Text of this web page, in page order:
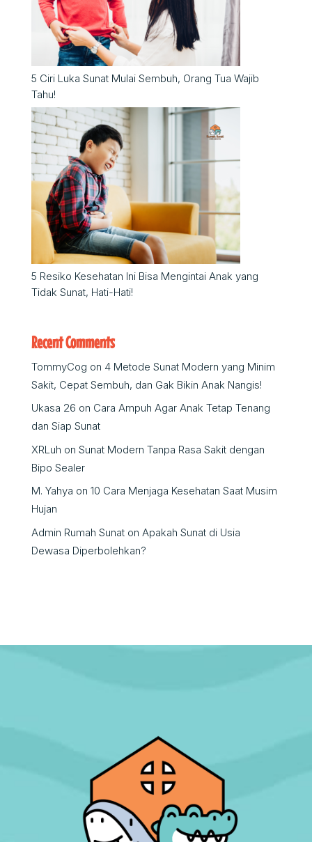
5 Ciri Luka Sunat Mulai Sembuh, Orang Tua Wajib
Tahu!
5 Resiko Kesehatan Ini Bisa Mengintai Anak yang
Tidak Sunat, Hati-Hati!
Recent Comments
TommyCog on 4 Metode Sunat Modern yang Minim
Sakit, Cepat Sembuh, dan Gak Bikin Anak Nangis!
Ukasa 26 on Cara Ampuh Agar Anak Tetap Tenang
dan Siap Sunat
XRLuh on Sunat Modern Tanpa Rasa Sakit dengan
Bipo Sealer
M. Yahya on 10 Cara Menjaga Kesehatan Saat Musim
Hujan
Admin Rumah Sunaton Apakah Sunat di Usia
Dewasa Diperbolehkan?